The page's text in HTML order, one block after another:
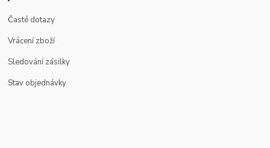
Časté dotazy
Vrácení zboží
Sledování zásilky
Stav objednávky